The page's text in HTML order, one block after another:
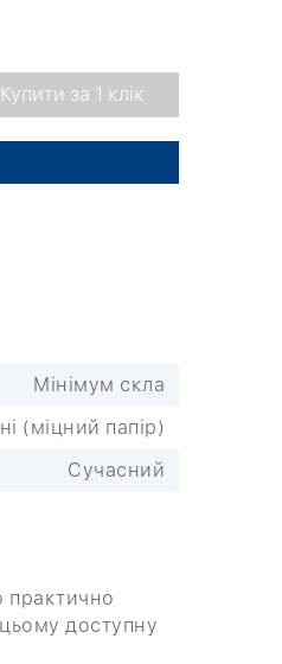
Мінімум скла
(міцний папір)
Сучасний
практично
доступну